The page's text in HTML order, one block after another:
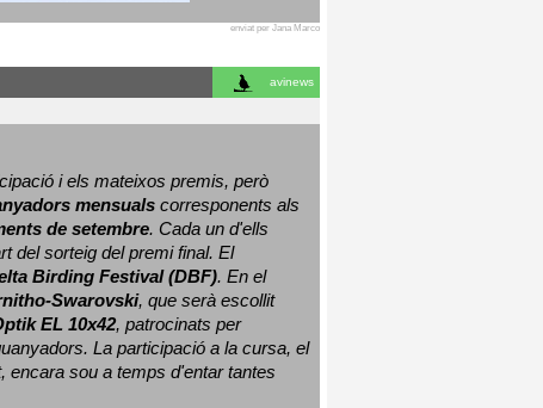
enviat per Jana Marco
avinews
i els mateixos premis, però
mensuals corresponents als
de setembre. Cada un d'ells
del sorteig del premi final.
El
Birding Festival (DBF). En el
Swarovski, que serà escollit
EL 10x42, patrocinats per
La participació a la cursa, el
encara sou a temps d'entar tantes